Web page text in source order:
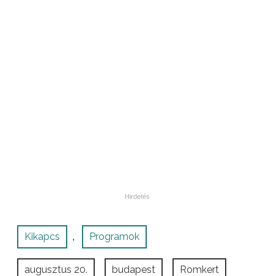
Kikapcs , Programok
augusztus 20. budapest Romkert